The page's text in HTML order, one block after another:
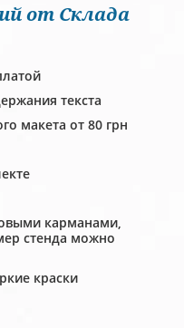
от Склада
текста
макета от 80 грн
карманами,
стенда можно
краски